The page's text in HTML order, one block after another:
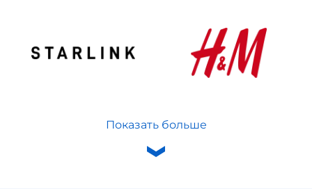
Показать больше